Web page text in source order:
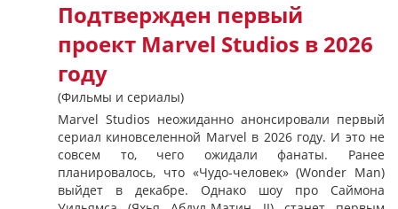
Подтвержден первый
проект Marvel Studios в 2026
году
(Фильмы и сериалы)
Marvel Studios неожиданно анонсировали первый
сериал киновселенной Marvel в 2026 году. И это не
совсем то, чего ожидали фанаты. Ранее
планировалось, что «Чудо-человек» (Wonder Man)
выйдет в декабре. Однако шоу про Саймона